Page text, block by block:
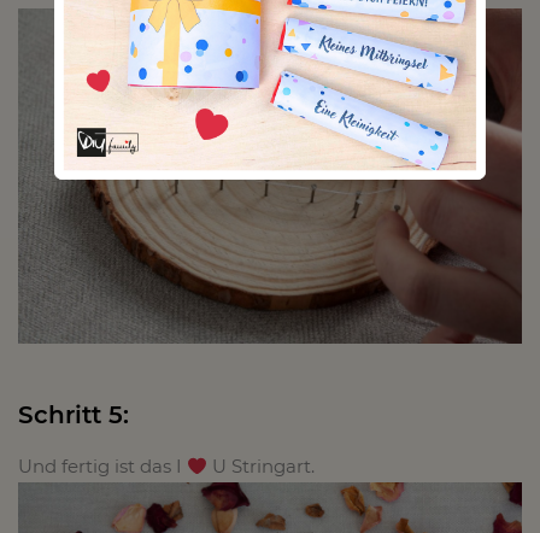
Schritt 5:
Und fertig ist das I U Stringart.